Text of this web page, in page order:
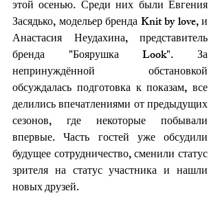
этой осенью. Среди них были Евгения
Засядько, модельер бренда Knit by love, и
Анастасия Неудахина, представитель
бренда "Боярушка Look". За
непринуждённой обстановкой
обсуждалась подготовка к показам, все
делились впечатлениями от предыдущих
сезонов, где некоторые побывали
впервые. Часть гостей уже обсудили
будущее сотрудничество, сменили статус
зрителя на статус участника и нашли
новых друзей.